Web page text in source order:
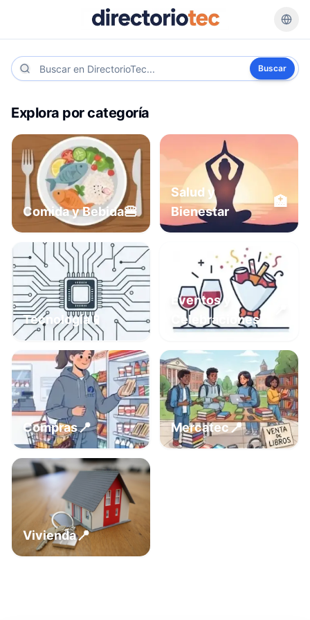
Buscar
Explora por categoría
Comida y Bebida🍔
Salud y
Bienestar
🏥
Tecnología📱
Eventos y
Celebraciones
Compras📍 Mercatec📍
Vivienda📍